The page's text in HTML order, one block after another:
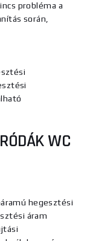
probléma a
során,
WC
hegesztési
áram